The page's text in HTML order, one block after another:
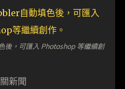
後，可匯入 Photoshop 等繼續創
新聞